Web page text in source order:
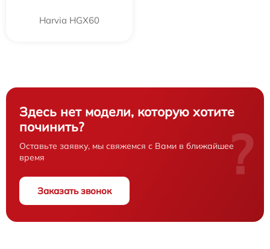
Harvia HGX60
Здесь нет модели, которую хотите
починить?
Оставьте заявку, мы свяжемся с Вами в ближайшее
время
Заказать звонок
?